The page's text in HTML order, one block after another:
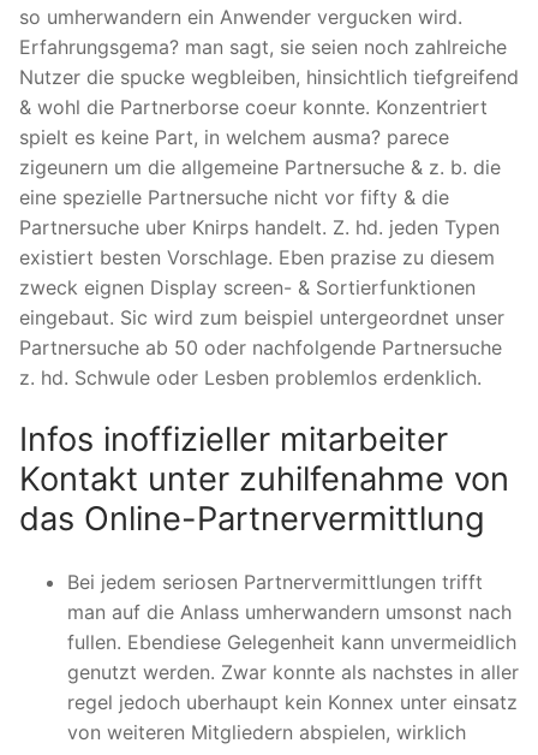
so umherwandern ein Anwender vergucken wird.
Erfahrungsgema? man sagt, sie seien noch zahlreiche
Nutzer die spucke wegbleiben, hinsichtlich tiefgreifend
& wohl die Partnerborse coeur konnte. Konzentriert
spielt es keine Part, in welchem ausma? parece
zigeunern um die allgemeine Partnersuche & z. b. die
eine spezielle Partnersuche nicht vor fifty & die
Partnersuche uber Knirps handelt. Z. hd. jeden Typen
existiert besten Vorschlage. Eben prazise zu diesem
zweck eignen Display screen- & Sortierfunktionen
eingebaut. Sic wird zum beispiel untergeordnet unser
Partnersuche ab 50 oder nachfolgende Partnersuche
z. hd. Schwule oder Lesben problemlos erdenklich.
Infos inoffizieller mitarbeiter
Kontakt unter zuhilfenahme von
das Online-Partnervermittlung
Bei jedem seriosen Partnervermittlungen trifft
man auf die Anlass umherwandern umsonst nach
fullen. Ebendiese Gelegenheit kann unvermeidlich
genutzt werden. Zwar konnte als nachstes in aller
regel jedoch uberhaupt kein Konnex unter einsatz
von weiteren Mitgliedern abspielen, wirklich